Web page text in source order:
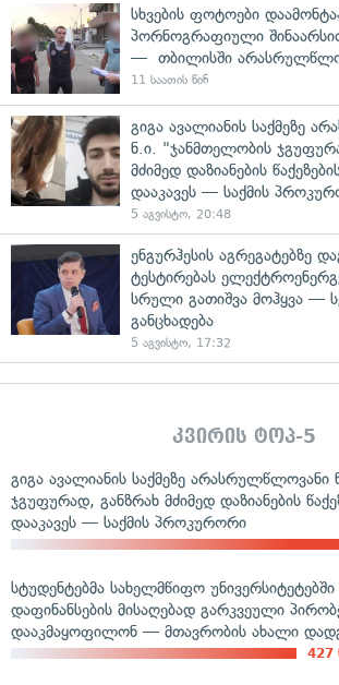
სხვების ფოტოები
პორნოგრაფიული
— თბილისში
11 საათის წინ
გიგა ავალიანის საქმეზე
ნ.ი. "ჯანმთელობის
მძიმედ დაზიანების
დააკავეს — საქმის
5 აგვისტო, 20:48
ენგურჰესის აგრეგატებზე
ტესტირებას
სრული გათიშვა მოჰყვა —
განცხადება
5 აგვისტო, 17:32
კვირის ტოპ-5
გიგა ავალიანის საქმეზე
ჯგუფურად, განზრახ მძიმედ დაზიანების
დააკავეს — საქმის პროკურორი
სტუდენტებმა სახელმწიფო
დაფინანსების მისაღებად გარკვეული
დააკმაყოფილონ — მთავრობის ახალი
427